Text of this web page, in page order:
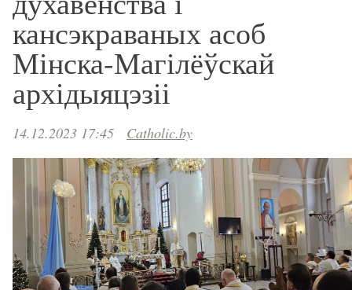
кансэкраваных асоб
Мінска-Магілёўскай
архідыяцэзіі
14.12.2023 17:45 Catholic.by